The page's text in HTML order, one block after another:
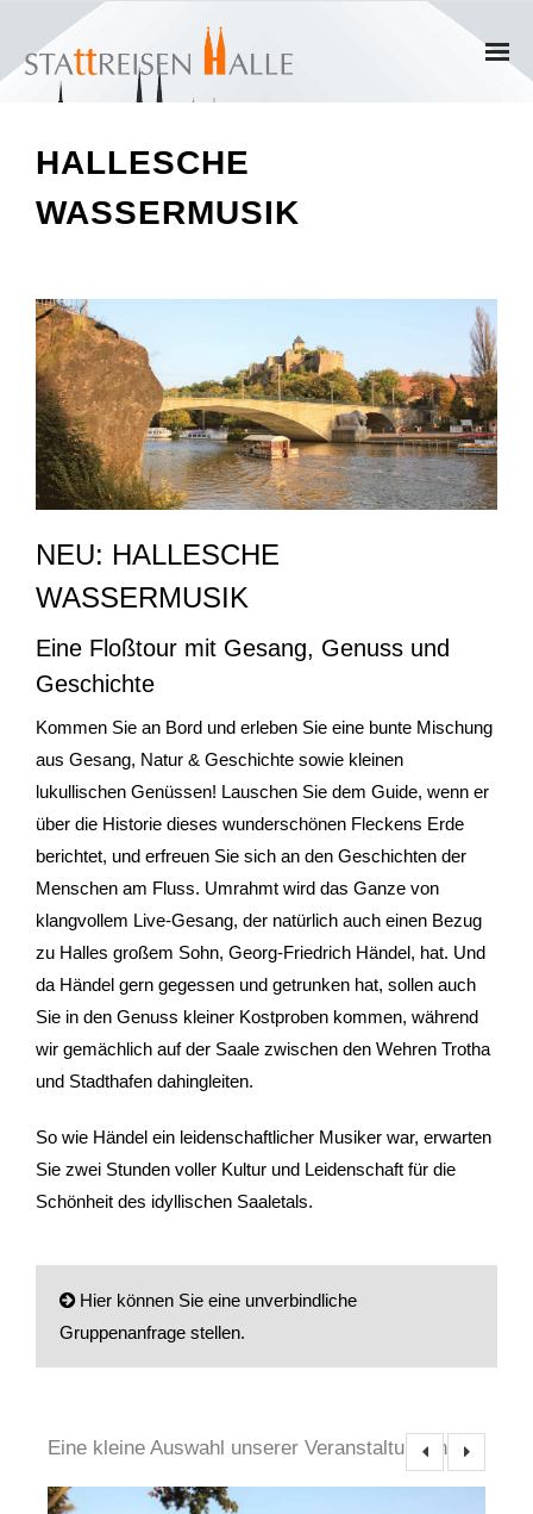
- Private Gruppen
- Firmengruppen
- Kinder und Jugendliche
Führungen & Rundgänge
- Stadtrundfahrten
- Stadtrundgänge
- Polizeiruf-Touren
- Kulinarische Stadtführungen
- Stadtspiele-Outdoor Games
- Firmenangebote
- Weihnachtsangebote
- Gutschein
Über StattReisen
- Inhaberin
- StattReisen Verband
HALLESCHE
WASSERMUSIK
NEU: HALLESCHE
WASSERMUSIK
Eine Floßtour mit Gesang, Genuss und
Geschichte
Kommen Sie an Bord und erleben Sie eine bunte Mischung
aus Gesang, Natur & Geschichte sowie kleinen
lukullischen Genüssen! Lauschen Sie dem Guide, wenn er
über die Historie dieses wunderschönen Fleckens Erde
berichtet, und erfreuen Sie sich an den Geschichten der
Menschen am Fluss. Umrahmt wird das Ganze von
klangvollem Live-Gesang, der natürlich auch einen Bezug
zu Halles großem Sohn, Georg-Friedrich Händel, hat. Und
da Händel gern gegessen und getrunken hat, sollen auch
Sie in den Genuss kleiner Kostproben kommen, während
wir gemächlich auf der Saale zwischen den Wehren Trotha
und Stadthafen dahingleiten.
So wie Händel ein leidenschaftlicher Musiker war, erwarten
Sie zwei Stunden voller Kultur und Leidenschaft für die
Schönheit des idyllischen Saaletals.
Hier können Sie eine unverbindliche
Gruppenanfrage stellen.
Ihr Name / Ansprechpartner (Pflichtfeld)
Eine kleine Auswahl unserer Veranstaltungen